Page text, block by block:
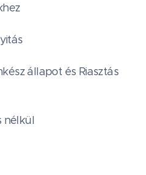
állapot és Riasztás
nélkül